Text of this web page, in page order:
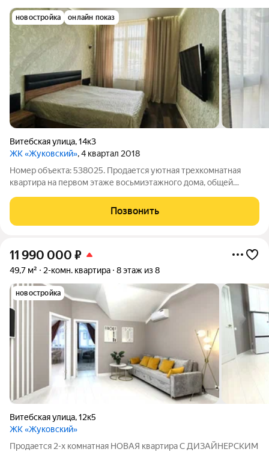
новостройка онлайн показ
Витебская улица,14к3
ЖК «Жуковский», 4 квартал 2018
Номер объекта: 538025. Продается уютная трехкомнатная
квартира на первом этаже восьмиэтажного дома, общей
идеальное предложение для тех, кому важен комфорт и
удобство в каждой детали. Квартира
Позвонить
11 990 000 ₽
49,7 м² 2-комн. квартира 8 этаж из 8
новостройка
Витебская улица,12к5
ЖК «Жуковский»
Продается 2-х комнатная НОВАЯ квартира С ДИЗАЙНЕРСКИМ